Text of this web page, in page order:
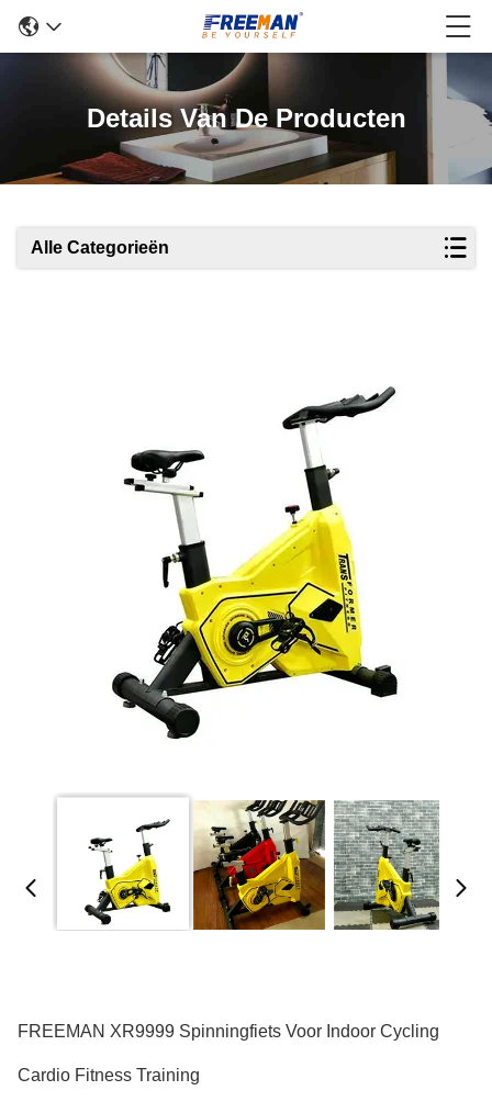
Details Van De Producten
Alle Categorieën
FREEMAN XR9999 Spinningfiets Voor Indoor Cycling
Cardio Fitness Training